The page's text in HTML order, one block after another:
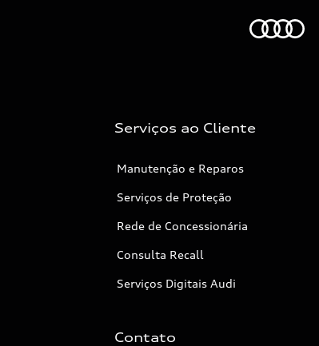
Serviços ao Cliente
Manutenção e Reparos
Serviços de Proteção
Rede de Concessionária
Consulta Recall
Serviços Digitais Audi
Contato